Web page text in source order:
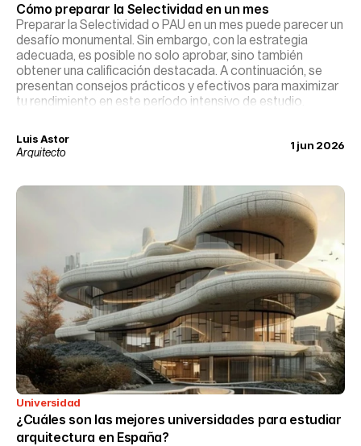
Cómo preparar la Selectividad en un mes
Preparar la Selectividad o PAU en un mes puede parecer un
desafío monumental. Sin embargo, con la estrategia
adecuada, es posible no solo aprobar, sino también
obtener una calificación destacada. A continuación, se
presentan consejos prácticos y efectivos para maximizar
tu rendimiento en este período intensivo de estudio.
Luis Astor
Arquitecto
1 jun 2026
Universidad
¿Cuáles son las mejores universidades para estudiar
arquitectura en España?